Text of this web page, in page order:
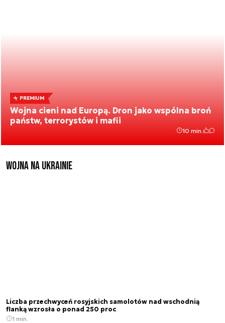
PREMIUM
Wojna cieni nad Europą. Dron jako wspólna broń
państw, terrorystów i mafii
10 min.
Wojna na Ukrainie
Liczba przechwyceń rosyjskich samolotów nad wschodnią
flanką wzrosła o ponad 250 proc
1 min.